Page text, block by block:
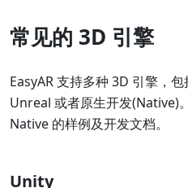
常见的 3D 引擎
EasyAR 支持多种 3D 引擎，
Unreal 或者原生开发(Native)
Native 的样例及开发文档。
Unity